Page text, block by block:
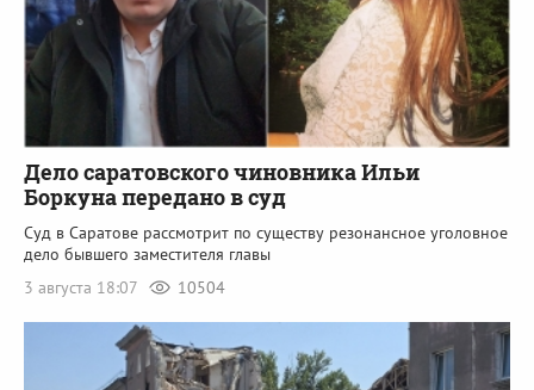
Дело саратовского чиновника Ильи
Боркуна передано в суд
Суд в Саратове рассмотрит по существу резонансное уголовное
дело бывшего заместителя главы
3 августа 18:07
10504